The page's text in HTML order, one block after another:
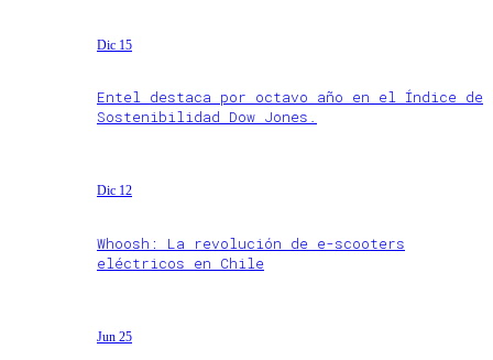
Dic 15
Entel destaca por octavo año en el Índice de
Sostenibilidad Dow Jones.
Dic 12
Whoosh: La revolución de e-scooters
eléctricos en Chile
Jun 25